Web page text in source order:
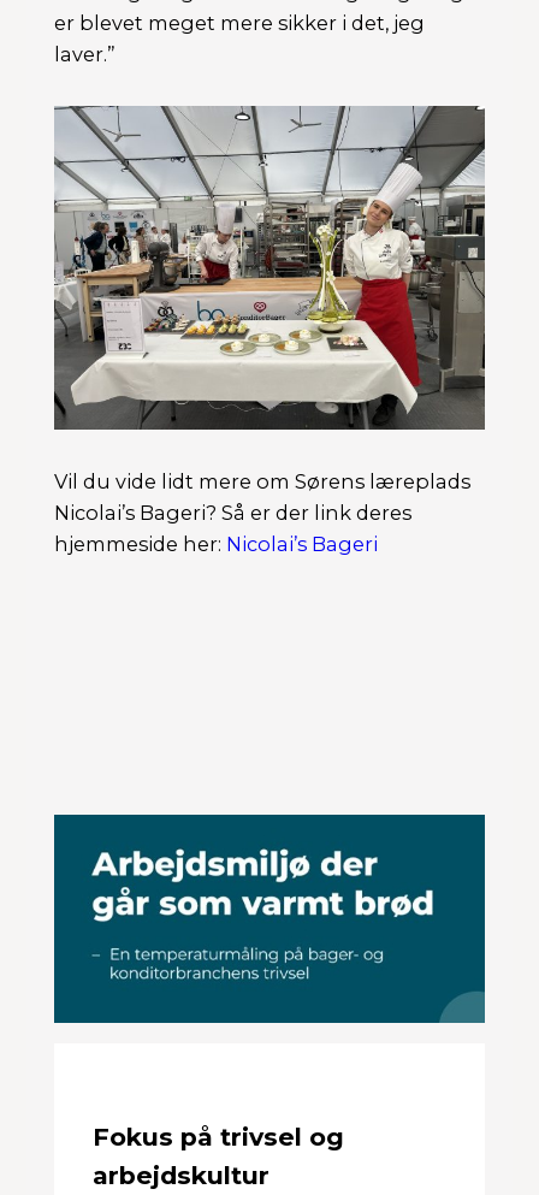
er blevet meget mere sikker i det, jeg
laver.”
Vil du vide lidt mere om Sørens læreplads
Nicolai’s Bageri? Så er der link deres
hjemmeside her: Nicolai’s Bageri
Fokus på trivsel og
arbejdskultur